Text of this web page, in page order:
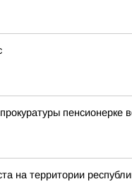
пенсионерке
на территории